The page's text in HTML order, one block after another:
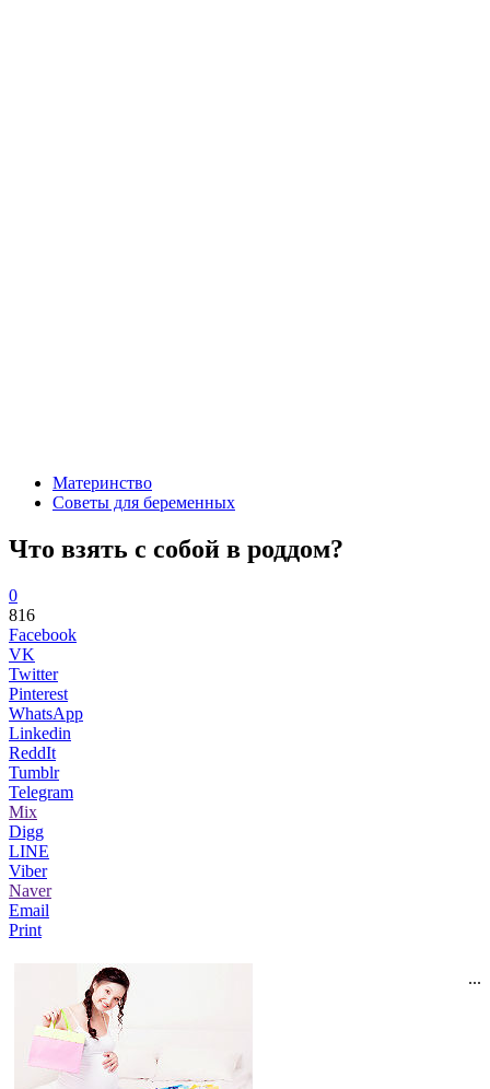
Материнство
Советы для беременных
Что взять с собой в роддом?
0
816
Facebook
VK
Twitter
Pinterest
WhatsApp
Linkedin
ReddIt
Tumblr
Telegram
Mix
Digg
LINE
Viber
Naver
Email
Print
...